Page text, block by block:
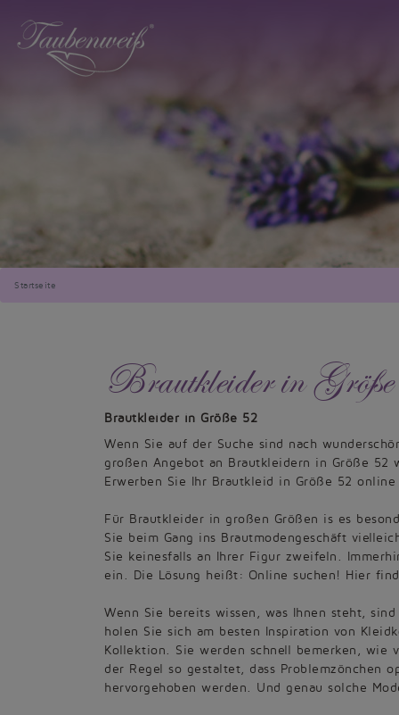
Startseite
Brautkleider in
Brautkleider in Größe 52
Wenn Sie auf der Suche sind nach
großen Angebot an Brautkleidern in Größe
Erwerben Sie Ihr Brautkleid in Größe 52
Für Brautkleider in großen Größen is es
Sie beim Gang ins Brautmodengeschäft
Sie keinesfalls an Ihrer Figur zweifeln.
ein. Die Lösung heißt: Online suchen! Hier
Wenn Sie bereits wissen, was Ihnen steht,
holen Sie sich am besten Inspiration von
Kollektion. Sie werden schnell bemerken,
der Regel so gestaltet, dass Problemzönchen
hervorgehoben werden. Und genau solche